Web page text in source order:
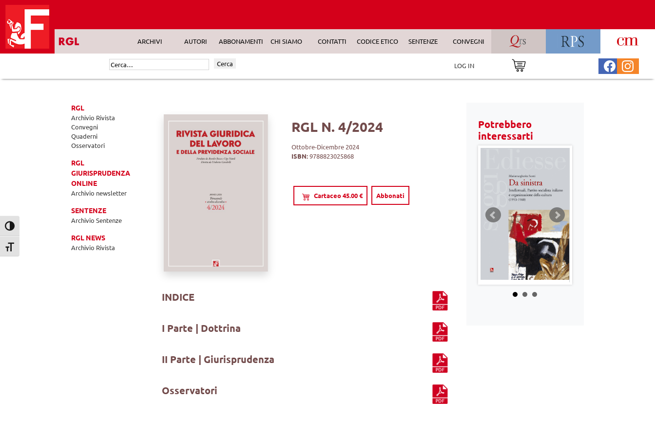
Attiva/disattiva alto contrasto
Attiva/disattiva dimensione testo
Skip
content
ARCHIVI AUTORI ABBONAMENTI CHI SIAMO CONTATTI CODICE ETICO SENTENZE CONVEGNI
Cerca: Cerca LOG IN
RGL
Archivio Rivista
Convegni
Quaderni
Osservatori
RGL
GIURISPRUDENZA
ONLINE
Archivio newsletter
SENTENZE
Archivio Sentenze
RGL NEWS
Archivio Rivista
RGL N. 4/2024
Ottobre-Dicembre 2024
ISBN:9788823025868
Cartaceo 45.00 € Abbonati
INDICE
I Parte | Dottrina
II Parte | Giurisprudenza
Osservatori
Potrebbero
interessarti